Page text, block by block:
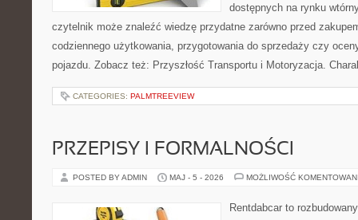
dostępnych na rynku
czytelnik może znaleźć wiedzę przydatne zarówno przed
codziennego użytkowania, przygotowania do sprzedaży czy
pojazdu. Zobacz też: Przyszłość Transportu i Motoryzacja.
CATEGORIES: PALMTREEVIEW
PRZEPISY I FORMALNOŚCI
POSTED BY ADMIN MAJ - 5 - 2026 MOŻLIWOŚĆ
Rentdabcar to